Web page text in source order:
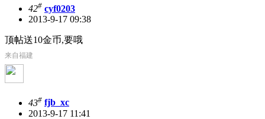
42# cyf0203
2013-9-17 09:38
顶帖送10金币,要哦
来自福建
43# fjb_xc
2013-9-17 11:41